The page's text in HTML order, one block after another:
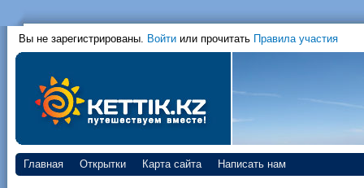
Вы не зарегистрированы. Войти или прочитать Правила участия
Главная Открытки Карта сайта Написать нам